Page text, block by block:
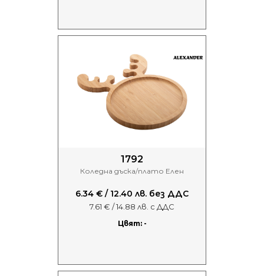
1792
Коледна дъска/плато Елен
6.34 € / 12.40 лв. без ДДС
7.61 € / 14.88 лв. с ДДС
Цвят: -